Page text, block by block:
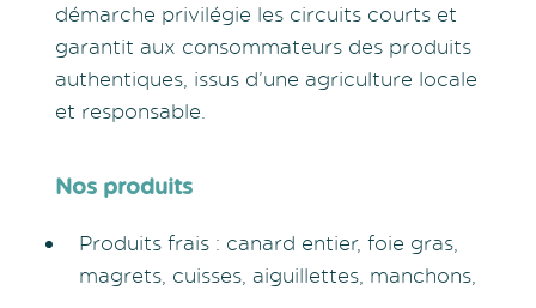
démarche privilégie les circuits courts et
garantit aux consommateurs des produits
authentiques, issus d’une agriculture locale
et responsable.
Nos produits
Produits frais : canard entier, foie gras,
magrets, cuisses, aiguillettes, manchons,